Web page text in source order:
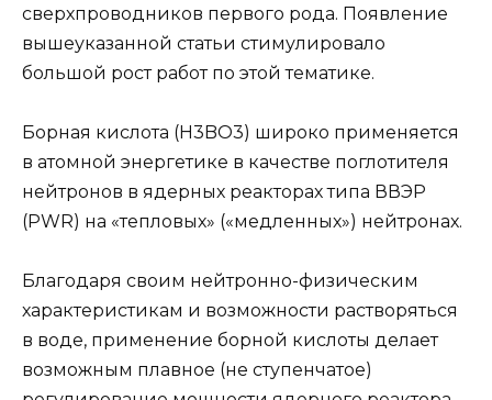
сверхпроводников первого рода. Появление
вышеуказанной статьи стимулировало
большой рост работ по этой тематике.
Борная кислота (H3BO3) широко применяется
в атомной энергетике в качестве поглотителя
нейтронов в ядерных реакторах типа ВВЭР
(PWR) на «тепловых» («медленных») нейтронах.
Благодаря своим нейтронно-физическим
характеристикам и возможности растворяться
в воде, применение борной кислоты делает
возможным плавное (не ступенчатое)